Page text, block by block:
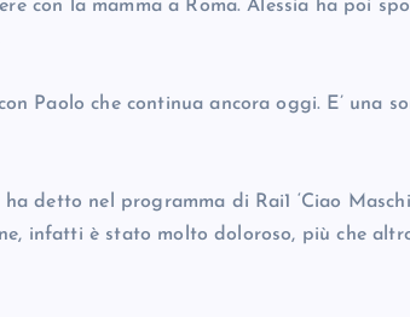
con la mamma a Roma. Alessia ha poi
Paolo che continua ancora oggi. E’ una
detto nel programma di Rai1 ‘Ciao
infatti è stato molto doloroso, più che